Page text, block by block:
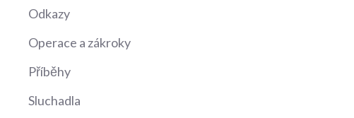
Odkazy
Operace a zákroky
Příběhy
Sluchadla